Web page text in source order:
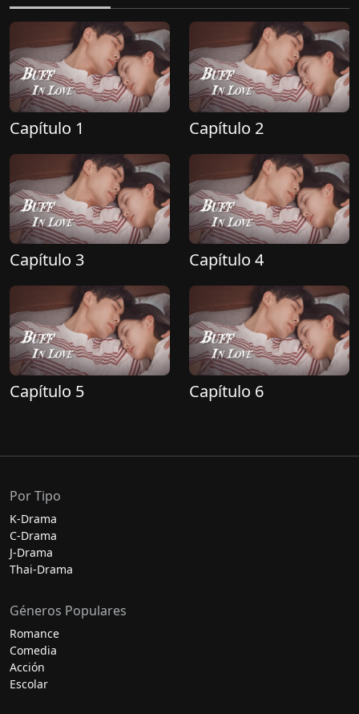
Capítulo 1 Capítulo 2
Capítulo 3 Capítulo 4
Capítulo 5 Capítulo 6
Por Tipo
K-Drama
C-Drama
J-Drama
Thai-Drama
Géneros Populares
Romance
Comedia
Acción
Escolar